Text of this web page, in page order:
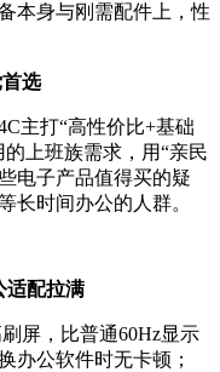
本身与刚需配件上，性
选
主打“高性价比+基础
上班族需求，用“亲民
电子产品值得买的疑
长时间办公的人群。
适配拉满
屏，比普通60Hz显示
办公软件时无卡顿；